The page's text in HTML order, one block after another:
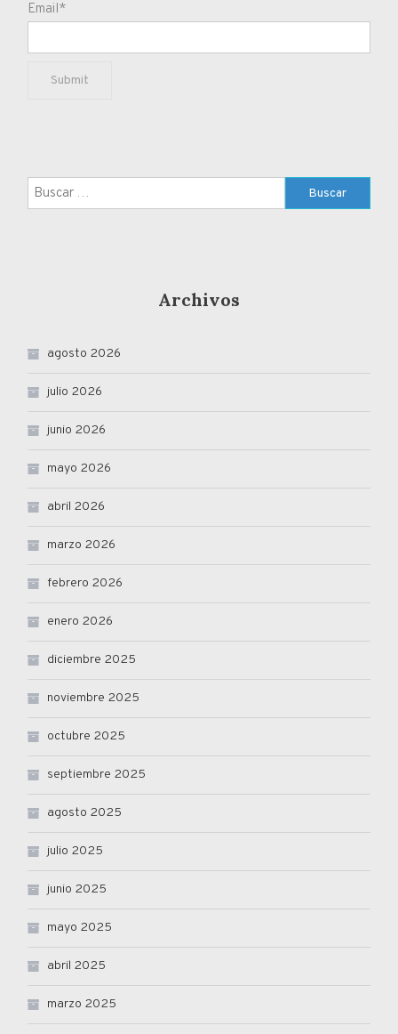
Email*
Buscar:
Archivos
agosto 2026
julio 2026
junio 2026
mayo 2026
abril 2026
marzo 2026
febrero 2026
enero 2026
diciembre 2025
noviembre 2025
octubre 2025
septiembre 2025
agosto 2025
julio 2025
junio 2025
mayo 2025
abril 2025
marzo 2025